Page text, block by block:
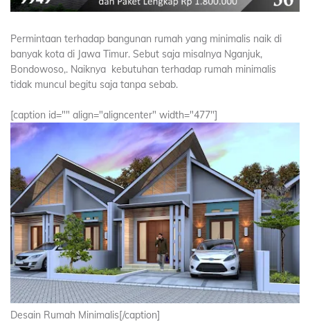
Permintaan terhadap bangunan rumah yang minimalis naik di
banyak kota di Jawa Timur. Sebut saja misalnya Nganjuk,
Bondowoso,. Naiknya kebutuhan terhadap rumah minimalis
tidak muncul begitu saja tanpa sebab.
[caption id="" align="aligncenter" width="477"]
Desain Rumah Minimalis[/caption]